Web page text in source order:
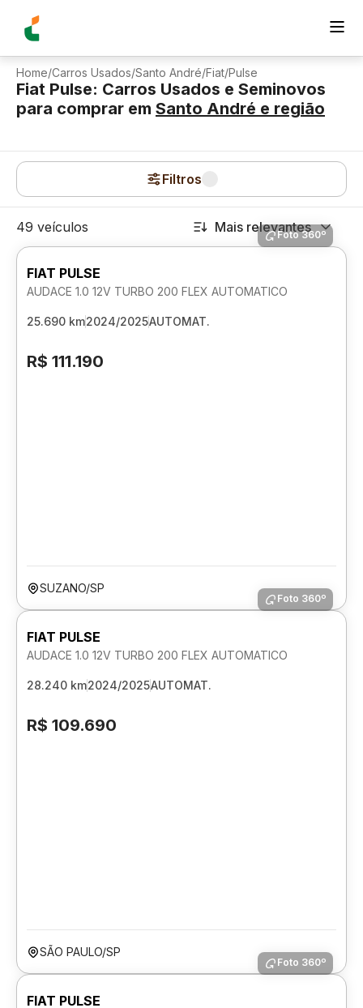
Home/Carros Usados/Santo André/Fiat/Pulse
Fiat Pulse: Carros Usados e Seminovos
para comprar em Santo André e região
Filtros
49 veículos Mais relevantes
Foto 360º
FIAT PULSE
AUDACE 1.0 12V TURBO 200 FLEX AUTOMATICO
25.690 km2024/2025AUTOMAT.
R$ 111.190
SUZANO/SP
Foto 360º
FIAT PULSE
AUDACE 1.0 12V TURBO 200 FLEX AUTOMATICO
28.240 km2024/2025AUTOMAT.
R$ 109.690
SÃO PAULO/SP
Foto 360º
FIAT PULSE